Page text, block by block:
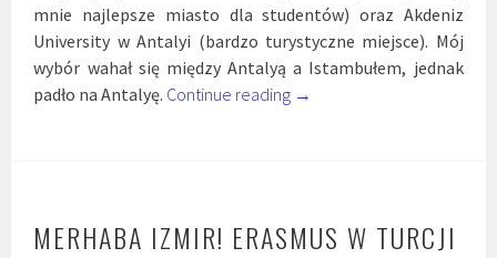
mnie najlepsze miasto dla studentów) oraz Akdeniz
University w Antalyi (bardzo turystyczne miejsce). Mój
wybór wahał się między Antalyą a Istambułem, jednak
padło na Antalyę. Continue reading →
MERHABA IZMIR! ERASMUS W TURCJI